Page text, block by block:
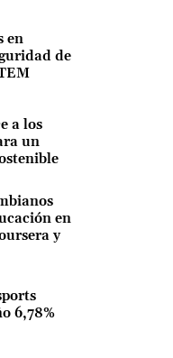
en
de
a los
un
en
y
6,78%